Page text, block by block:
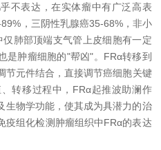
不表达，在实体瘤中有广泛高表
，三阴性乳腺癌35-68%，非小
肺部顶端支气管上皮细胞有一定
是肿瘤细胞的"帮凶"。FRα转移到
节元件结合，直接调节癌细胞关键
转移过程中，FRα起推波助澜作
生物学功能，使其成为具潜力的治
疫组化检测肿瘤组织中FRα的表达